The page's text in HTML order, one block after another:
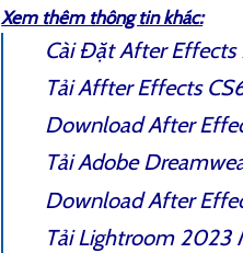
Xem thêm thông tin khác:
Cài ĐặtAfter
TảiAffter Effects
DownloadAfter
TảiAdobe
DownloadAfter
TảiLightroom 2023